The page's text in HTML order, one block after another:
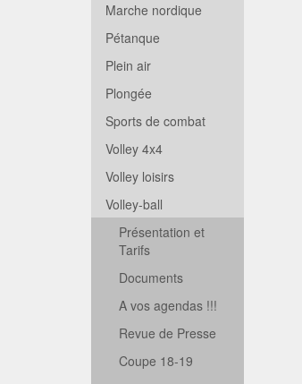
Marche nordique
Pétanque
Plein air
Plongée
Sports de combat
Volley 4x4
Volley loisirs
Volley-ball
Présentation et
Tarifs
Documents
A vos agendas !!!
Revue de Presse
Coupe 18-19